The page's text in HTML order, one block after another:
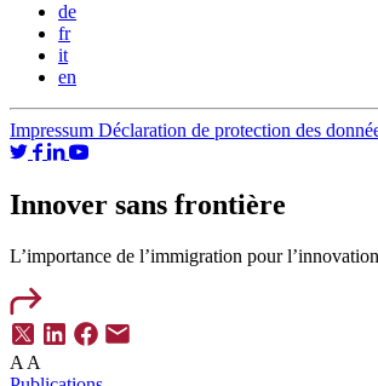
de
fr
it
en
Impressum Déclaration de protection des
Innover sans frontière
L’importance de l’immigration pour
A A